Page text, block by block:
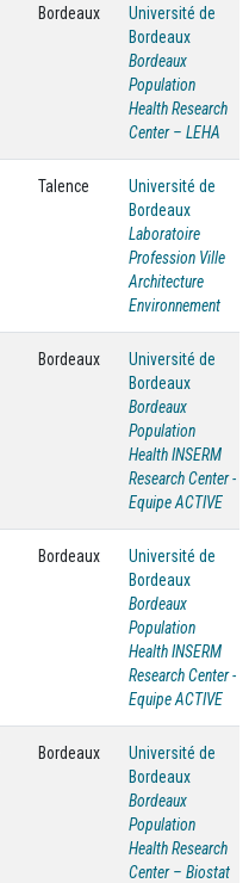
Bordeaux
Université de
Bordeaux
Bordeaux
Population
Health Research
Center – LEHA
Talence
Université de
Bordeaux
Laboratoire
Profession Ville
Architecture
Environnement
Bordeaux
Université de
Bordeaux
Bordeaux
Population
Health INSERM
Research Center -
Equipe ACTIVE
Bordeaux
Université de
Bordeaux
Bordeaux
Population
Health INSERM
Research Center -
Equipe ACTIVE
Bordeaux
Université de
Bordeaux
Bordeaux
Population
Health Research
Center – Biostat